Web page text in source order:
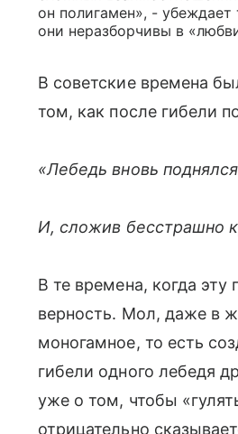
он полигамен», - убеждает
они неразборчивы в
В советские времена
том, как после гибели
«Лебедь вновь
И, сложив бесстрашно
В те времена, когда
верность. Мол, даже в
моногамное, то есть
гибели одного лебедя
уже о том, чтобы
отрицательно